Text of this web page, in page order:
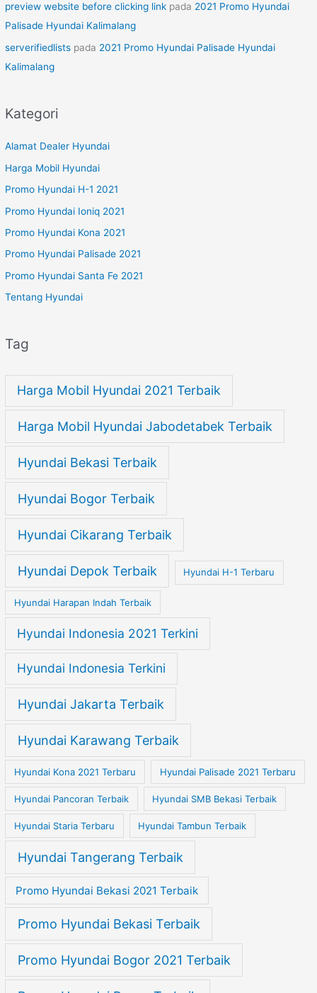
preview website before clicking link pada 2021 Promo Hyundai
Palisade Hyundai Kalimalang
serverifiedlists pada 2021 Promo Hyundai Palisade Hyundai
Kalimalang
Kategori
Alamat Dealer Hyundai
Harga Mobil Hyundai
Promo Hyundai H-1 2021
Promo Hyundai Ioniq 2021
Promo Hyundai Kona 2021
Promo Hyundai Palisade 2021
Promo Hyundai Santa Fe 2021
Tentang Hyundai
Tag
Harga Mobil Hyundai 2021 Terbaik
Harga Mobil Hyundai Jabodetabek Terbaik
Hyundai Bekasi Terbaik
Hyundai Bogor Terbaik
Hyundai Cikarang Terbaik
Hyundai Depok Terbaik Hyundai H-1 Terbaru
Hyundai Harapan Indah Terbaik
Hyundai Indonesia 2021 Terkini
Hyundai Indonesia Terkini
Hyundai Jakarta Terbaik
Hyundai Karawang Terbaik
Hyundai Kona 2021 Terbaru Hyundai Palisade 2021 Terbaru
Hyundai Pancoran Terbaik Hyundai SMB Bekasi Terbaik
Hyundai Staria Terbaru Hyundai Tambun Terbaik
Hyundai Tangerang Terbaik
Promo Hyundai Bekasi 2021 Terbaik
Promo Hyundai Bekasi Terbaik
Promo Hyundai Bogor 2021 Terbaik